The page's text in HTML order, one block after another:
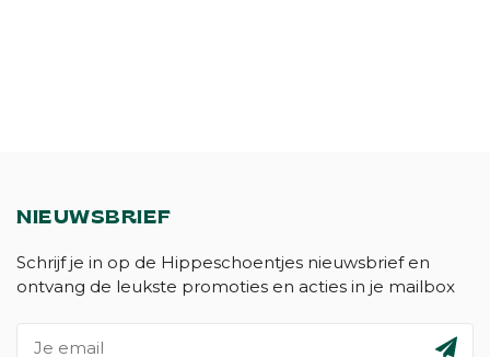
NIEUWSBRIEF
Schrijf je in op de Hippeschoentjes nieuwsbrief en
ontvang de leukste promoties en acties in je mailbox